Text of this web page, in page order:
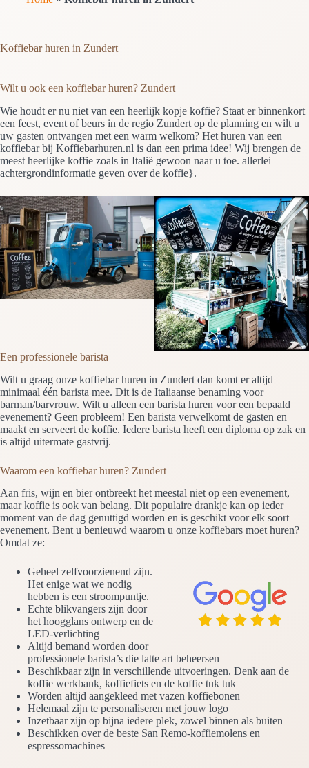
Koffiebar huren in Zundert
Wilt u ook een koffiebar huren? Zundert
Wie houdt er nu niet van een heerlijk kopje koffie? Staat er binnenkort
een feest, event of beurs in de regio Zundert op de planning en wilt u
uw gasten ontvangen met een warm welkom? Het huren van een
koffiebar bij Koffiebarhuren.nl is dan een prima idee! Wij brengen de
meest heerlijke koffie zoals in Italië gewoon naar u toe. allerlei
achtergrondinformatie geven over de koffie}.
Een professionele barista
Wilt u graag onze koffiebar huren in Zundert dan komt er altijd
minimaal één barista mee. Dit is de Italiaanse benaming voor
barman/barvrouw. Wilt u alleen een barista huren voor een bepaald
evenement? Geen probleem! Een barista verwelkomt de gasten en
maakt en serveert de koffie. Iedere barista heeft een diploma op zak en
is altijd uitermate gastvrij.
Waarom een koffiebar huren? Zundert
Aan fris, wijn en bier ontbreekt het meestal niet op een evenement,
maar koffie is ook van belang. Dit populaire drankje kan op ieder
moment van de dag genuttigd worden en is geschikt voor elk soort
evenement. Bent u benieuwd waarom u onze koffiebars moet huren?
Omdat ze:
Geheel zelfvoorzienend zijn.
Het enige wat we nodig
hebben is een stroompuntje.
Echte blikvangers zijn door
het hoogglans ontwerp en de
LED-verlichting
Altijd bemand worden door
professionele barista’s die latte art beheersen
Beschikbaar zijn in verschillende uitvoeringen. Denk aan de
koffie werkbank, koffiefiets en de koffie tuk tuk
Worden altijd aangekleed met vazen koffiebonen
Helemaal zijn te personaliseren met jouw logo
Inzetbaar zijn op bijna iedere plek, zowel binnen als buiten
Beschikken over de beste San Remo-koffiemolens en
espressomachines